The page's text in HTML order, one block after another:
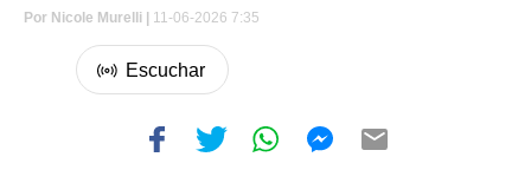
Por Nicole Murelli 11-06-2026 7:35